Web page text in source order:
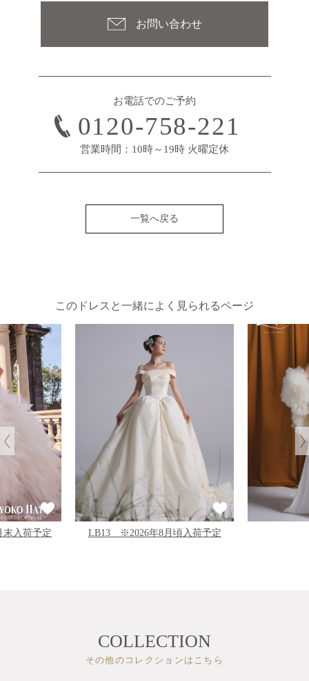
お問い合わせ
お電話でのご予約
0120-758-221
営業時間：10時～19時 火曜定休
一覧へ戻る
このドレスと一緒によく見られるページ
入荷予定 LB13 ※2026年8月頃入荷予定
COLLECTION
その他のコレクションはこちら